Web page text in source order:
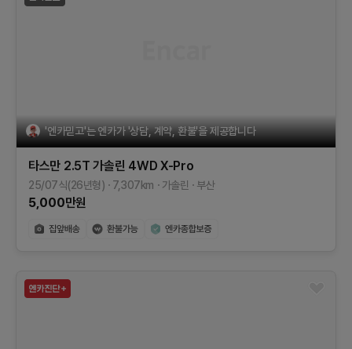
'엔카믿고'는 엔카가 '상담, 계약, 환불'을 제공합니다
타스만 2.5T 가솔린 4WD X-Pro
25/07식(26년형) 7,307km 가솔린 부산
5,000만원